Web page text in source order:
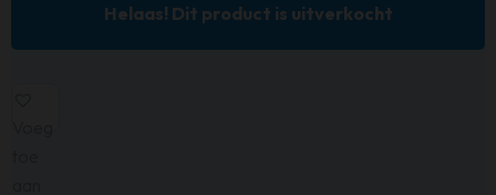
Helaas! Dit product is uitverkocht